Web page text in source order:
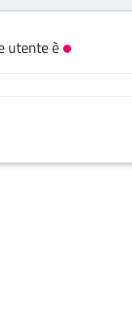
utente è